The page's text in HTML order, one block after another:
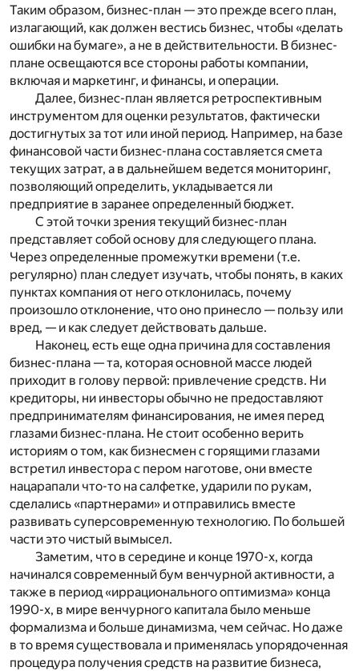
Таким образом, бизнес-план — это прежде всего план,
излагающий, как должен вестись бизнес, чтобы «делать
ошибки на бумаге», а не в действительности. В бизнес-
плане освещаются все стороны работы компании,
включая и маркетинг, и финансы, и операции.
Далее, бизнес-план является ретроспективным
инструментом для оценки результатов, фактически
достигнутых за тот или иной период. Например, на базе
финансовой части бизнес-плана составляется смета
текущих затрат, а в дальнейшем ведется мониторинг,
позволяющий определить, укладывается ли
предприятие в заранее определенный бюджет.
С этой точки зрения текущий бизнес-план
представляет собой основу для следующего плана.
Через определенные промежутки времени (т.е.
регулярно) план следует изучать, чтобы понять, в каких
пунктах компания от него отклонилась, почему
произошло отклонение, что оно принесло — пользу или
вред, — и как следует действовать дальше.
Наконец, есть еще одна причина для составления
бизнес-плана — та, которая основной массе людей
приходит в голову первой: привлечение средств. Ни
кредиторы, ни инвесторы обычно не предоставляют
предпринимателям финансирования, не имея перед
глазами бизнес-плана. Не стоит особенно верить
историям о том, как бизнесмен с горящими глазами
встретил инвестора с пером наготове, они вместе
нацарапали что-то на салфетке, ударили по рукам,
сделались «партнерами» и отправились вместе
развивать суперсовременную технологию. По большей
части это чистый вымысел.
Заметим, что в середине и конце 1970-х, когда
начинался современный бум венчурной активности, а
также в период «иррационального оптимизма» конца
1990-х, в мире венчурного капитала было меньше
формализма и больше динамизма, чем сейчас. Но даже
в то время существовала и применялась упорядоченная
процедура получения средств на развитие бизнеса,